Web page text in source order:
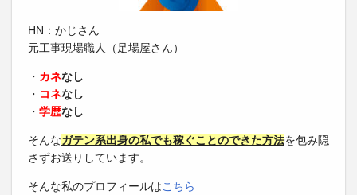
HN：かじさん
元工事現場職人（足場屋さん）
・ カネなし
・ コネなし
・ 学歴なし
そんなガテン系出身の私でも稼ぐことのできた方法を包み隠
さずお送りしています。
そんな私のプロフィールはこちら